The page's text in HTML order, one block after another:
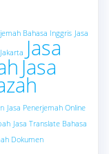
Bahasa Inggris Jasa
Jasa
Jasa
Jasa Penerjemah Online
Jasa Translate Bahasa
Dokumen